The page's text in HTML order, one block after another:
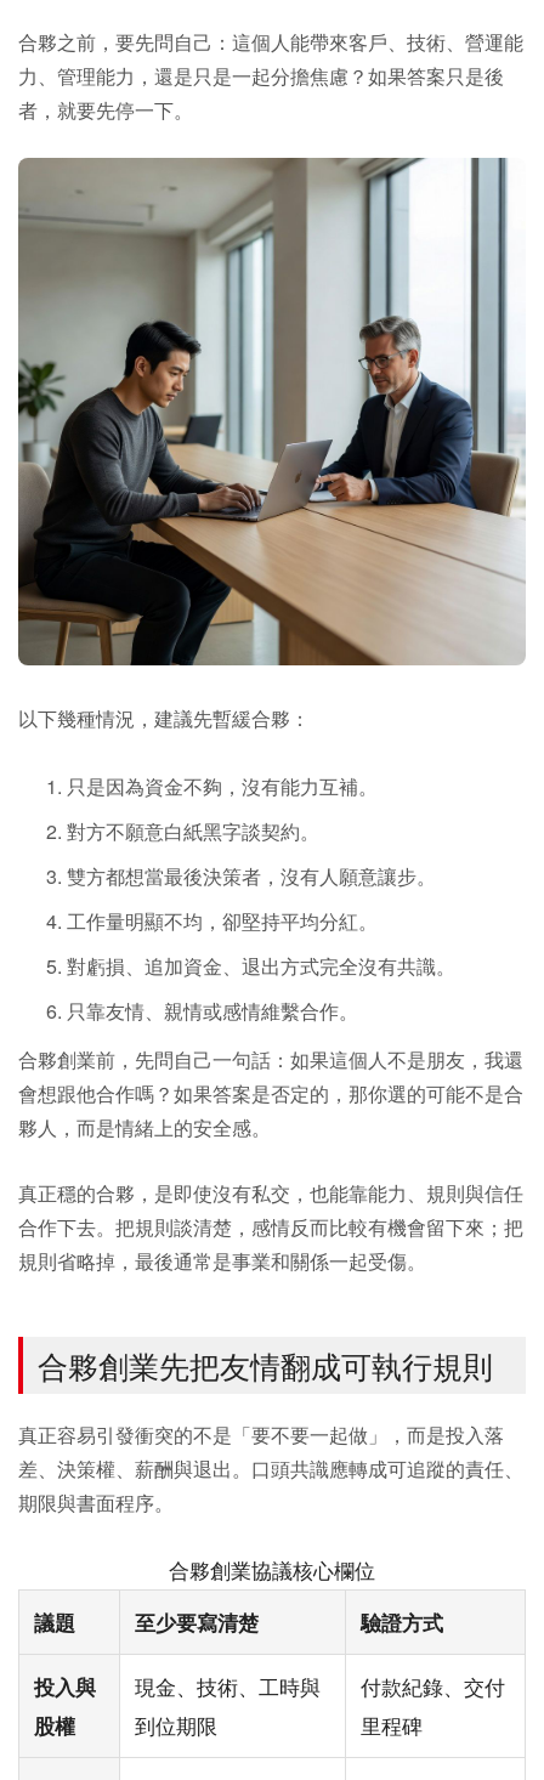
合夥之前，要先問自己：這個人能帶來客戶、技術、營運能
力、管理能力，還是只是一起分擔焦慮？如果答案只是後
者，就要先停一下。
以下幾種情況，建議先暫緩合夥：
只是因為資金不夠，沒有能力互補。
對方不願意白紙黑字談契約。
雙方都想當最後決策者，沒有人願意讓步。
工作量明顯不均，卻堅持平均分紅。
對虧損、追加資金、退出方式完全沒有共識。
只靠友情、親情或感情維繫合作。
合夥創業前，先問自己一句話：如果這個人不是朋友，我還
會想跟他合作嗎？如果答案是否定的，那你選的可能不是合
夥人，而是情緒上的安全感。
真正穩的合夥，是即使沒有私交，也能靠能力、規則與信任
合作下去。把規則談清楚，感情反而比較有機會留下來；把
規則省略掉，最後通常是事業和關係一起受傷。
合夥創業先把友情翻成可執行規則
真正容易引發衝突的不是「要不要一起做」，而是投入落
差、決策權、薪酬與退出。口頭共識應轉成可追蹤的責任、
期限與書面程序。
合夥創業協議核心欄位
議題 至少要寫清楚 驗證方式
投入與
股權
現金、技術、工時與
到位期限
付款紀錄、交付
里程碑